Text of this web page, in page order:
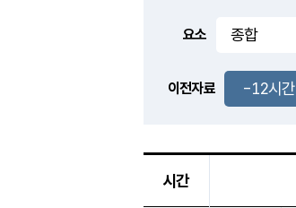
-
요소
이전자료 -12시간
시간